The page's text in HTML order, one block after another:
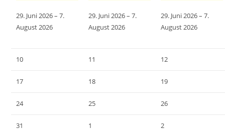
29. Juni 2026–7.
August 2026
29. Juni 2026–7.
August 2026
29. Juni 2026–7.
August 2026
10 11 12
17 18 19
24 25 26
31 1 2